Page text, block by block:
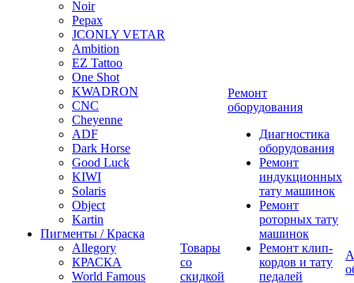
Noir
Pepax
JCONLY VETAR
Ambition
EZ Tattoo
One Shot
KWADRON
CNC
Cheyenne
ADF
Dark Horse
Good Luck
KIWI
Solaris
Object
Kartin
Пигменты / Краска
Allegory
КРАСКА
World Famous
Товары
со
скидкой
Ремонт
оборудования
Диагностика
оборудования
Ремонт
индукционных
тату машинок
Ремонт
роторных тату
машинок
Ремонт клип-
кордов и тату
педалей